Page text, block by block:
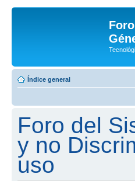
Índice general
Foro del
y no
uso